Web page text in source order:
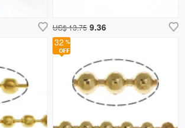
US$ 13.75 9.36
32